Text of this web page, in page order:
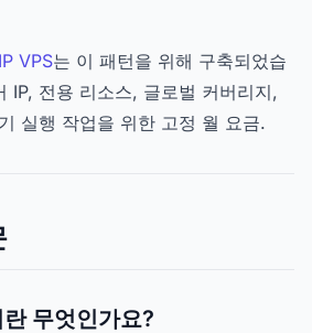
VPS는 이 패턴을 위해 구축되었습
IP, 전용 리소스, 글로벌 커버리지,
실행 작업을 위한 고정 월 요금.
무엇인가요?